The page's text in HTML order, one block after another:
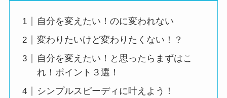
自分を変えたい！のに変われない
変わりたいけど変わりたくない！？
自分を変えたい！と思ったらまずはこ
れ！ポイント３選！
シンプルスピーディに叶えよう！